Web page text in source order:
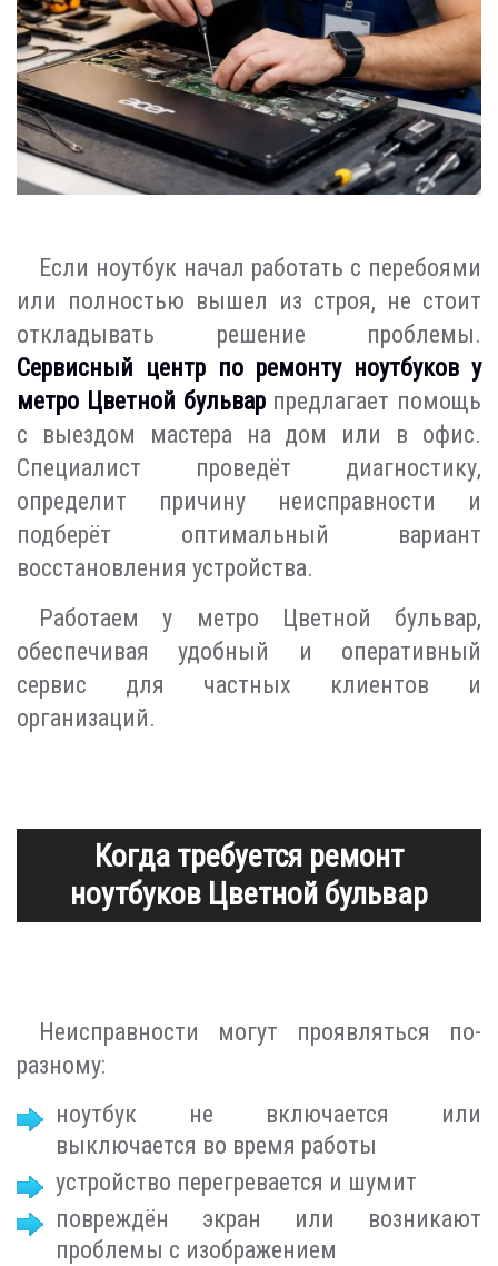
Если ноутбук начал работать с перебоями
или полностью вышел из строя, не стоит
откладывать решение проблемы.
Сервисный центр по ремонту ноутбуков у
метро Цветной бульварпредлагает помощь
с выездом мастера на дом или в офис.
Специалист проведёт диагностику,
определит причину неисправности и
подберёт оптимальный вариант
восстановления устройства.
Работаем у метро Цветной бульвар,
обеспечивая удобный и оперативный
сервис для частных клиентов и
организаций.
Когда требуется ремонт
ноутбуков Цветной бульвар
Неисправности могут проявляться по-
разному:
ноутбук не включается или
выключается во время работы
устройство перегревается и шумит
повреждён экран или возникают
проблемы с изображением